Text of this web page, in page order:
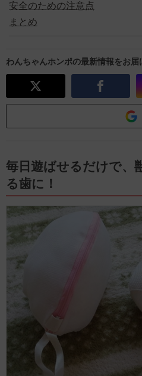
安全のための注意点
まとめ
わんちゃんホンポの最新情報をお届
毎日遊ばせるだけで、
る歯に！